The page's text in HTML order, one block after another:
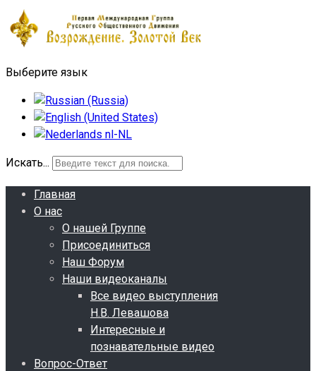
Выберите язык
Искать...
Главная
О нас
О нашей Группе
Присоединиться
Наш Форум
Наши видеоканалы
Все видео выступления
Н.В. Левашова
Интересные и
познавательные видео
Вопрос-Ответ